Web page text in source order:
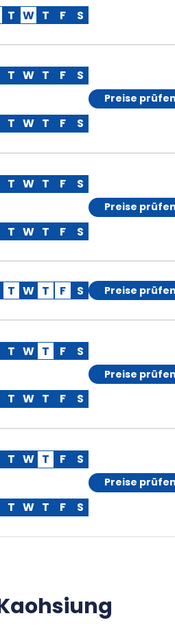
T W T F S
T W T F S
T W T F S
Preise prüfen
T W T F S
T W T F S
Preise prüfen
T W T F S Preise prüfen
T W T F S
T W T F S
Preise prüfen
T W T F S
T W T F S
Preise prüfen